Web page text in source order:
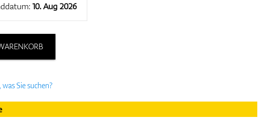
10. Aug 2026
Sie suchen?